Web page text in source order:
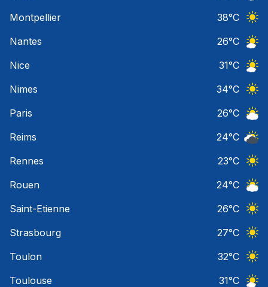
Montpellier
38°C
Nantes
26°C
Nice
31°C
Nimes
34°C
Paris
26°C
Reims
24°C
Rennes
23°C
Rouen
24°C
Saint-Etienne
26°C
Strasbourg
27°C
Toulon
32°C
Toulouse
31°C